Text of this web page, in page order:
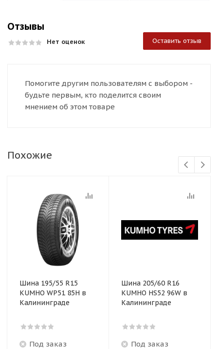
Отзывы
Нет оценок Оставить отзыв
Помогите другим пользователям с выбором -
будьте первым, кто поделится своим
мнением об этом товаре
Похожие
Шина 195/55 R15
KUMHO WP51 85H в
Калининграде
Под заказ
Шина 205/60 R16
KUMHO HS52 96W в
Калининграде
Под заказ